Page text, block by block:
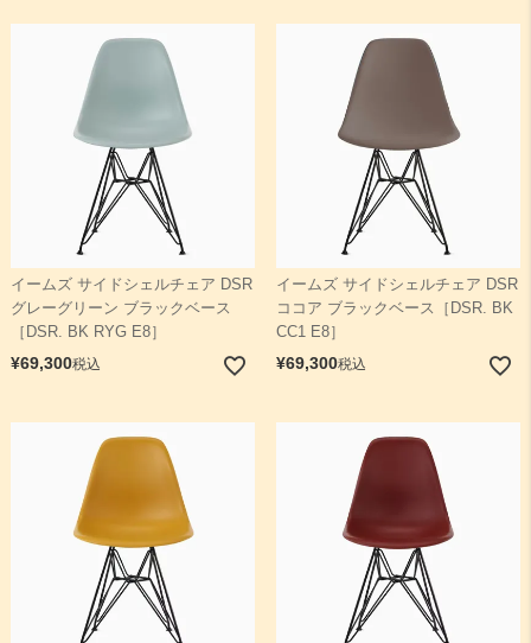
イームズ サイドシェルチェア DSR
グレーグリーン ブラックベース
［DSR. BK RYG E8］
¥69,300税込
イームズ サイドシェルチェア DSR
ココア ブラックベース［DSR. BK
CC1 E8］
¥69,300税込